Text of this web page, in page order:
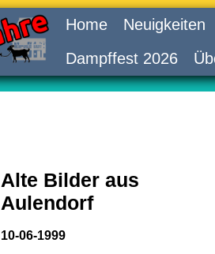
Home Neuigkeiten
Dampffest 2026
Alte Bilder aus
Aulendorf
10-06-1999